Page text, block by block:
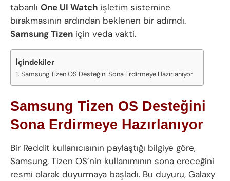
tabanlı One UI Watch işletim sistemine
bırakmasının ardından beklenen bir adımdı.
Samsung Tizen için veda vakti.
İçindekiler
Samsung Tizen OS Desteğini Sona Erdirmeye Hazırlanıyor
Samsung Tizen OS Desteğini
Sona Erdirmeye Hazırlanıyor
Bir Reddit kullanıcısının paylaştığı bilgiye göre,
Samsung, Tizen OS’nin kullanımının sona ereceğini
resmi olarak duyurmaya başladı. Bu duyuru, Galaxy